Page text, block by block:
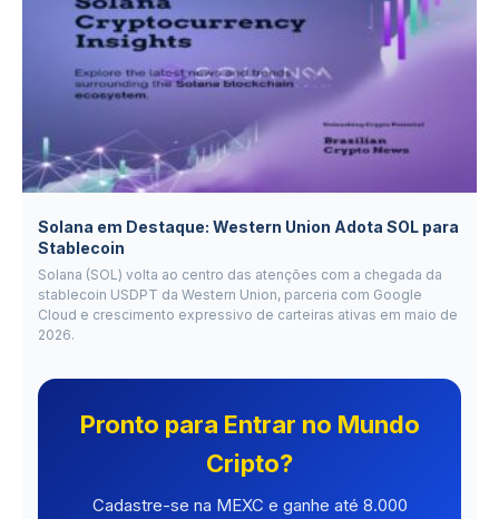
Solana em Destaque: Western Union Adota SOL para
Stablecoin
Solana (SOL) volta ao centro das atenções com a chegada da
stablecoin USDPT da Western Union, parceria com Google
Cloud e crescimento expressivo de carteiras ativas em maio de
2026.
Pronto para Entrar no Mundo
Cripto?
Cadastre-se na MEXC e ganhe até 8.000